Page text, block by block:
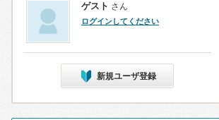
ゲスト さん
ログインしてください
新規ユーザ登録